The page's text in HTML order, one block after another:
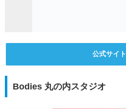
公式サイト
Bodies 丸の内スタジオ